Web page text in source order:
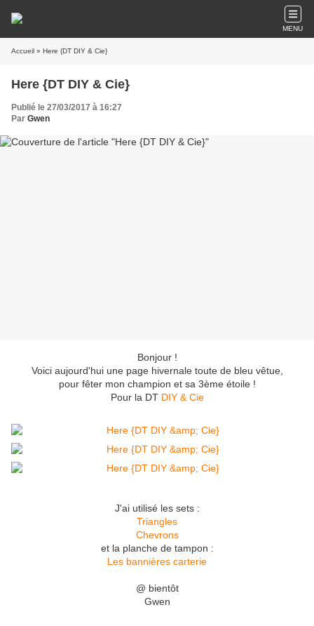
MENU
Accueil » Here {DT DIY & Cie}
Here {DT DIY & Cie}
Publié le 27/03/2017 à 16:27
Par Gwen
Bonjour !
Voici aujourd'hui une page hivernale toute de bleu vêtue,
pour fêter mon champion et sa 3ème étoile !
Pour la DT DIY & Cie
J'ai utilisé les sets :
Triangles
Chevrons
et la planche de tampon :
Les bannières carterie
@ bientôt
Gwen